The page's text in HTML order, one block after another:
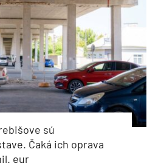
sú
Čaká ich oprava
eur